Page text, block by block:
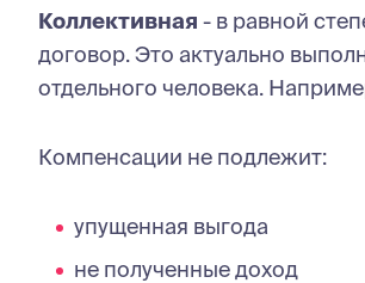
Коллективная - в равной
договор. Это актуально
отдельного человека.
Компенсации не подлежит:
упущенная выгода
не полученные доход